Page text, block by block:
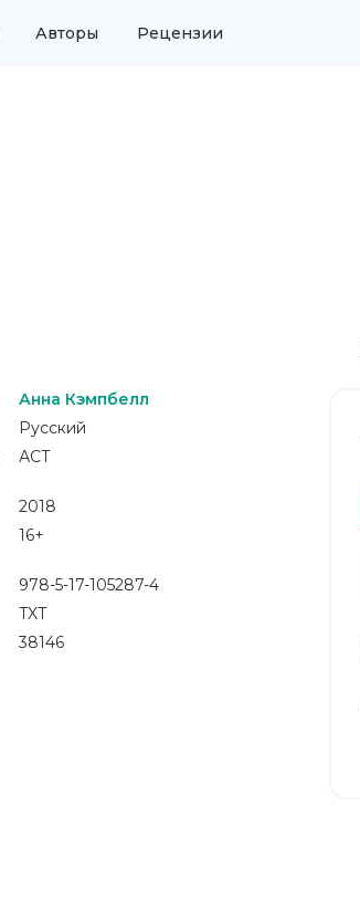
Авторы Рецензии
Анна Кэмпбелл
Русский
АСТ
2018
16+
978-5-17-105287-4
TXT
38146